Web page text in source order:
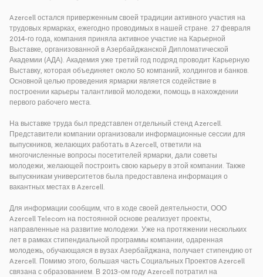
Azercell остался приверженным своей традиции активного участия на
трудовых ярмарках, ежегодно проводимых в нашей стране. 27 февраля
2014-го года, компания приняла активное участие на Карьерной
Выставке, организованной в Азербайджанской Дипломатической
Академии (АДА). Академия уже третий год подряд проводит Карьерную
Выставку, которая объединяет около 50 компаний, холдингов и банков.
Основной целью проведения ярмарки является содействие в
построении карьеры талантливой молодежи, помощь в нахождении
первого рабочего места.
На выставке труда был представлен отдельный стенд Azercell.
Представители компании организовали информационные сессии для
выпускников, желающих работать в Azercell, ответили на
многочисленные вопросы посетителей ярмарки, дали советы
молодежи, желающей построить свою карьеру в этой компании. Также
выпускникам университетов была предоставлена информация о
вакантных местах в Azercell.
Для информации сообщим, что в ходе своей деятельности, ООО
Azercell Telecom на постоянной основе реализует проекты,
направленные на развитие молодежи. Уже на протяжении нескольких
лет в рамках стипендиальной программы компании, одаренная
молодежь, обучающаяся в вузах Азербайджана, получает стипендию от
Azercell. Помимо этого, большая часть Социальных Проектов Azercell
связана с образованием. В 2013-ом году Azercell потратил на